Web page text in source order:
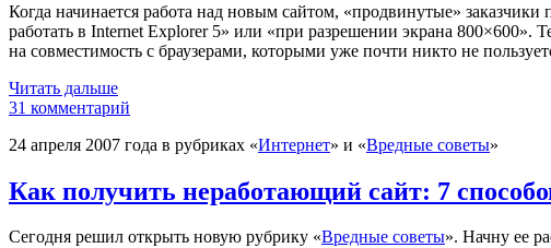
Когда начинается работа над новым сайтом, «продвинутые» заказчики
работать в Internet Explorer 5» или «при разрешении экрана 800×600».
на совместимость с браузерами, которыми уже почти никто не
Читать дальше
31 комментарий
24 апреля 2007 года в рубриках «Интернет» и «Вредные советы»
Как получить неработающий сайт: 7
Сегодня решил открыть новую рубрику «Вредные советы». Начну ее